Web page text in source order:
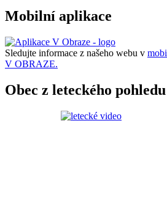
Mobilní aplikace
Sledujte informace z našeho webu v
V OBRAZE.
Obec z leteckého pohledu